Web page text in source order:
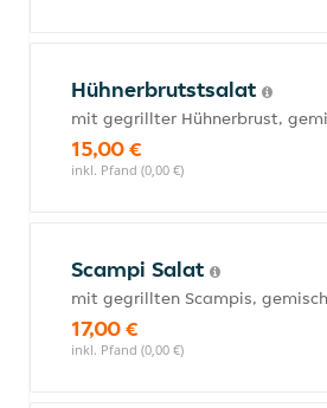
Hühnerbrutstsalat
mit gegrillter Hühnerbrust,
15,00 €
inkl. Pfand (0,00 €)
Scampi Salat
mit gegrillten Scampis,
17,00 €
inkl. Pfand (0,00 €)